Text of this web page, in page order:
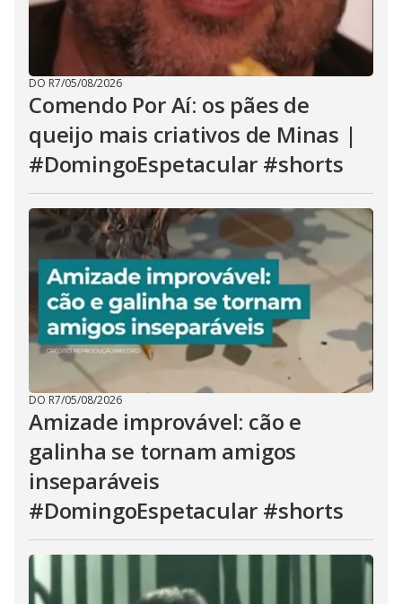
DO R7/05/08/2026
Comendo Por Aí: os pães de
queijo mais criativos de Minas |
#DomingoEspetacular #shorts
DO R7/05/08/2026
Amizade improvável: cão e
galinha se tornam amigos
inseparáveis
#DomingoEspetacular #shorts